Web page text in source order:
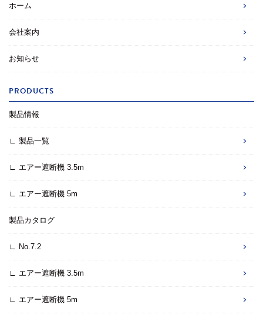
ホーム
会社案内
お知らせ
PRODUCTS
製品情報
∟ 製品一覧
∟ エアー遮断機 3.5m
∟ エアー遮断機 5m
製品カタログ
∟ No.7.2
∟ エアー遮断機 3.5m
∟ エアー遮断機 5m